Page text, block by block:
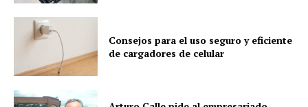
Consejos para el uso seguro y eficiente
de cargadores de celular